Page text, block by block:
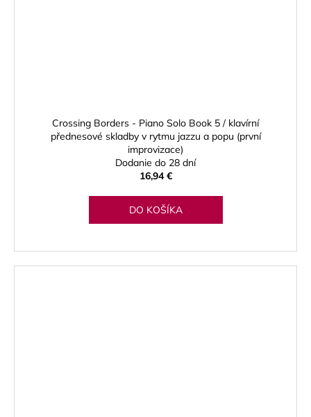
Crossing Borders - Piano Solo Book 5 / klavírní
přednesové skladby v rytmu jazzu a popu (první
improvizace)
Dodanie do 28 dní
16,94 €
DO KOŠÍKA